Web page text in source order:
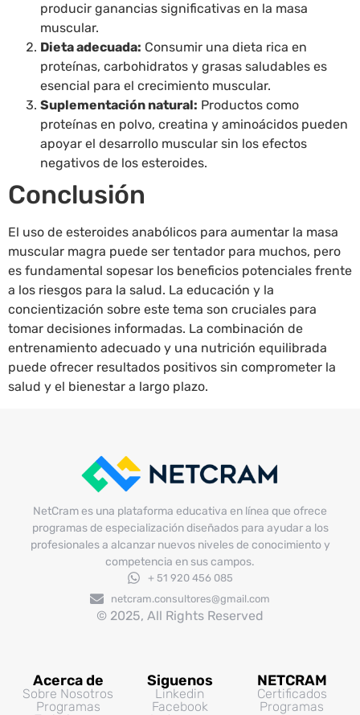
producir ganancias significativas en la masa
muscular.
Dieta adecuada: Consumir una dieta rica en
proteínas, carbohidratos y grasas saludables es
esencial para el crecimiento muscular.
Suplementación natural: Productos como
proteínas en polvo, creatina y aminoácidos pueden
apoyar el desarrollo muscular sin los efectos
negativos de los esteroides.
Conclusión
El uso de esteroides anabólicos para aumentar la masa
muscular magra puede ser tentador para muchos, pero
es fundamental sopesar los beneficios potenciales frente
a los riesgos para la salud. La educación y la
concientización sobre este tema son cruciales para
tomar decisiones informadas. La combinación de
entrenamiento adecuado y una nutrición equilibrada
puede ofrecer resultados positivos sin comprometer la
salud y el bienestar a largo plazo.
NetCram es una plataforma educativa en línea que ofrece
programas de especialización diseñados para ayudar a los
profesionales a alcanzar nuevos niveles de conocimiento y
competencia en sus campos.
+ 51 920 456 085
netcram.consultores@gmail.com
© 2025, All Rights Reserved
Acerca de
Sobre Nosotros
Programas
Siguenos
Linkedin
Facebook
NETCRAM
Certificados
Programas